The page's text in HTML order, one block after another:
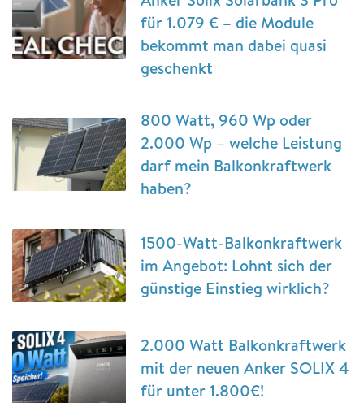
für 1.079 € – die Module
bekommt man dabei quasi
geschenkt
800 Watt, 960 Wp oder
2.000 Wp – welche Leistung
darf mein Balkonkraftwerk
haben?
1500-Watt-Balkonkraftwerk
im Angebot: Lohnt sich der
günstige Einstieg wirklich?
2.000 Watt Balkonkraftwerk
mit der neuen Anker SOLIX 4
für unter 1.800€!